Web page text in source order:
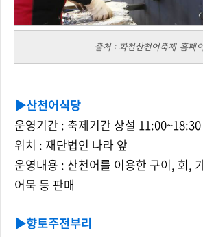
출처 : 화천산천어축제 홈페
▶산천어식당
운영기간 : 축제기간 상설 11:00~18:30
위치 : 재단법인 나라 앞
운영내용 : 산천어를 이용한 구이, 회,
어묵 등 판매
▶향토주전부리